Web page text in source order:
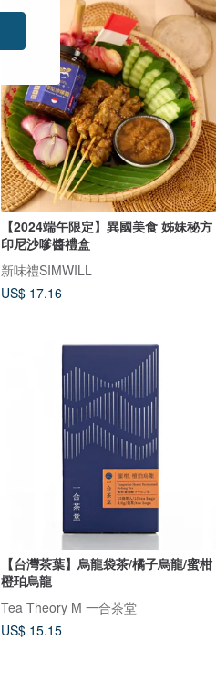
【2024端午限定】異國美食 姊妹秘方
印尼沙嗲醬禮盒
新味禮SIMWILL
US$ 17.16
【台灣茶葉】烏龍袋茶/橘子烏龍/蜜柑
橙珀烏龍
Tea Theory M 一合茶堂
US$ 15.15